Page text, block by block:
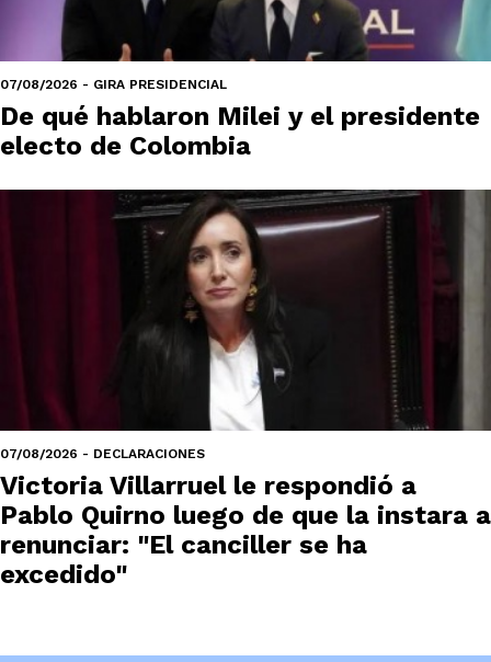
07/08/2026 - GIRA PRESIDENCIAL
De qué hablaron Milei y el presidente
electo de Colombia
07/08/2026 - DECLARACIONES
Victoria Villarruel le respondió a
Pablo Quirno luego de que la instara a
renunciar: "El canciller se ha
excedido"